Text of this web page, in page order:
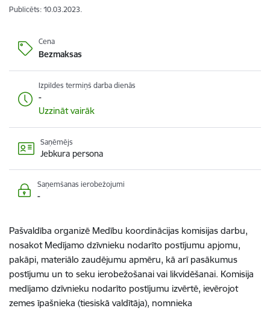
Publicēts: 10.03.2023.
Cena
Bezmaksas
Izpildes termiņš darba dienās
-
Uzzināt vairāk
Saņēmējs
Jebkura persona
Saņemšanas ierobežojumi
-
Pašvaldība organizē Medību koordinācijas komisijas darbu,
nosakot Medījamo dzīvnieku nodarīto postījumu apjomu,
pakāpi, materiālo zaudējumu apmēru, kā arī pasākumus
postījumu un to seku ierobežošanai vai likvidēšanai. Komisija
medījamo dzīvnieku nodarīto postījumu izvērtē, ievērojot
zemes īpašnieka (tiesiskā valdītāja), nomnieka